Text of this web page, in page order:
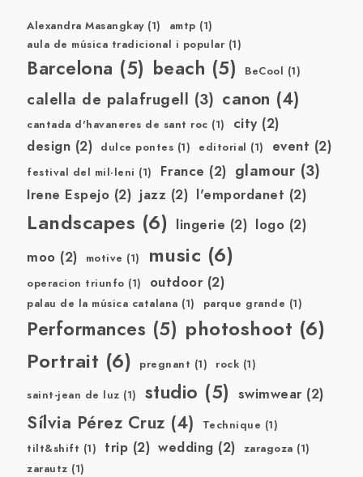
Alexandra Masangkay(1) amtp (1)
aula de música tradicional i popular (1)
Barcelona (5) beach (5) BeCool (1)
calella de palafrugell (3) canon (4)
cantada d'havaneres de sant roc (1) city(2)
design (2) dulce pontes (1) editorial (1) event (2)
festival del mil·leni (1) France (2) glamour (3)
Irene Espejo (2) jazz (2) l'empordanet (2)
Landscapes (6) lingerie (2) logo (2)
moo (2) motive (1) music (6)
operacion triunfo (1) outdoor(2)
palau de la música catalana (1) parque grande (1)
Performances (5) photoshoot (6)
Portrait (6) pregnant (1) rock (1)
saint-jean de luz (1) studio (5) swimwear(2)
Sílvia Pérez Cruz (4) Technique (1)
tilt&shift (1) trip (2) wedding (2) zaragoza (1)
zarautz (1)